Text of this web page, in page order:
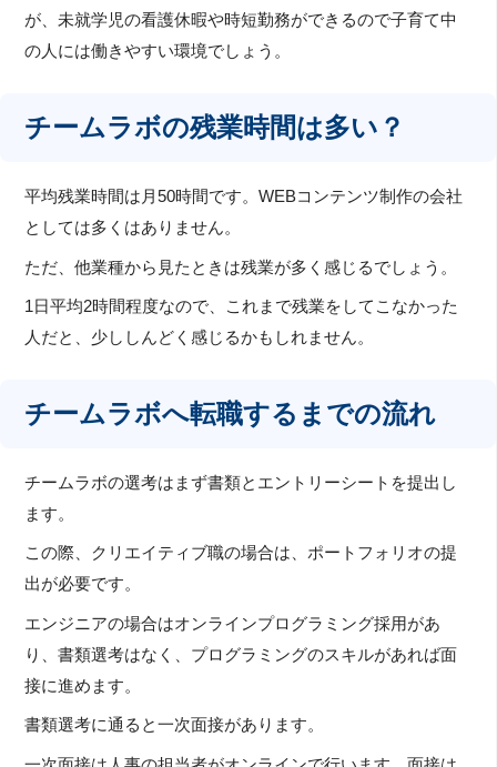
が、未就学児の看護休暇や時短勤務ができるので子育て中
の人には働きやすい環境でしょう。
チームラボの残業時間は多い？
平均残業時間は月50時間です。WEBコンテンツ制作の会社
としては多くはありません。
ただ、他業種から見たときは残業が多く感じるでしょう。
1日平均2時間程度なので、これまで残業をしてこなかった
人だと、少ししんどく感じるかもしれません。
チームラボへ転職するまでの流れ
チームラボの選考はまず書類とエントリーシートを提出し
ます。
この際、クリエイティブ職の場合は、ポートフォリオの提
出が必要です。
エンジニアの場合はオンラインプログラミング採用があ
り、書類選考はなく、プログラミングのスキルがあれば面
接に進めます。
書類選考に通ると一次面接があります。